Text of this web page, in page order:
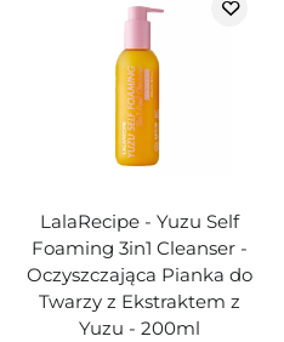
LalaRecipe - Yuzu Self
Foaming 3in1 Cleanser -
Oczyszczająca Pianka do
Twarzy z Ekstraktem z
Yuzu - 200ml